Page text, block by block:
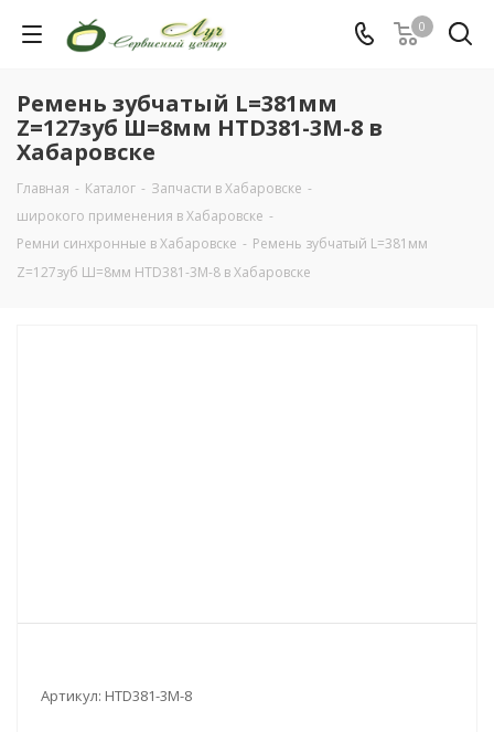
0
Ремень зубчатый L=381мм
Z=127зуб Ш=8мм HTD381-3M-8 в
Хабаровске
Главная - Каталог - Запчасти в Хабаровске -
широкого применения в Хабаровске -
Ремни синхронные в Хабаровске - Ремень зубчатый L=381мм
Z=127зуб Ш=8мм HTD381-3M-8 в Хабаровске
Артикул: HTD381-3M-8